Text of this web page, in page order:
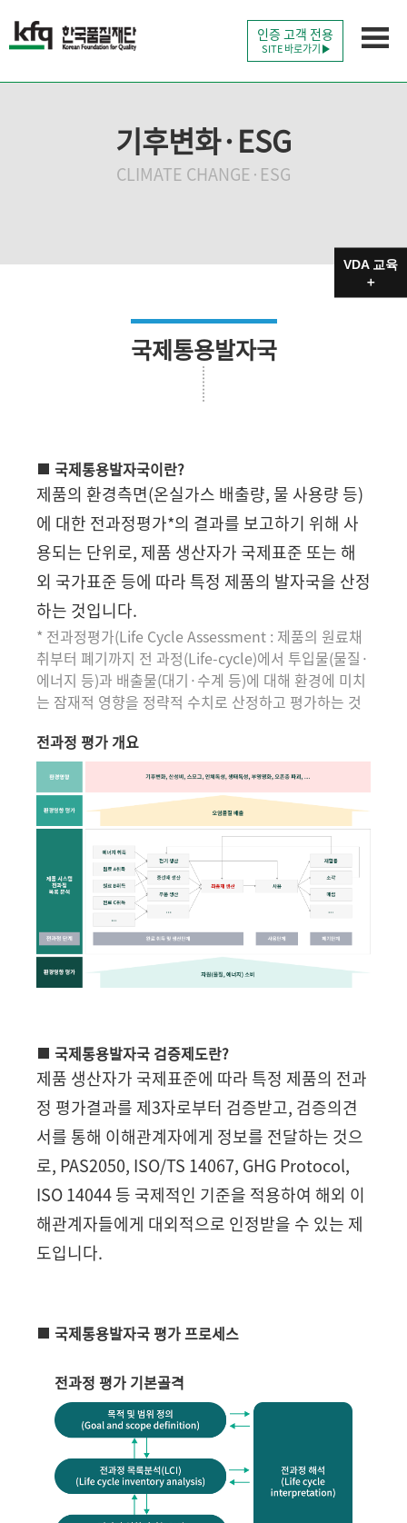
인증 고객 전용
SITE 바로가기
기후변화·ESG
CLIMATE CHANGE·ESG
국제통용발자국
국제통용발자국이란?
제품의 환경측면(온실가스 배출량, 물 사용량 등)
에 대한 전과정평가*의 결과를 보고하기 위해 사
용되는 단위로, 제품 생산자가 국제표준 또는 해
외 국가표준 등에 따라 특정 제품의 발자국을 산정
하는 것입니다.
* 전과정평가(Life Cycle Assessment : 제품의 원료채
취부터 폐기까지 전 과정(Life-cycle)에서 투입물(물질·
에너지 등)과 배출물(대기·수계 등)에 대해 환경에 미치
는 잠재적 영향을 정략적 수치로 산정하고 평가하는 것
전과정 평가 개요
국제통용발자국 검증제도란?
제품 생산자가 국제표준에 따라 특정 제품의 전과
정 평가결과를 제3자로부터 검증받고, 검증의견
서를 통해 이해관계자에게 정보를 전달하는 것으
로, PAS2050, ISO/TS 14067, GHG Protocol,
ISO 14044 등 국제적인 기준을 적용하여 해외 이
해관계자들에게 대외적으로 인정받을 수 있는 제
도입니다.
국제통용발자국 평가 프로세스
전과정 평가 기본골격
VDA 교육
＋